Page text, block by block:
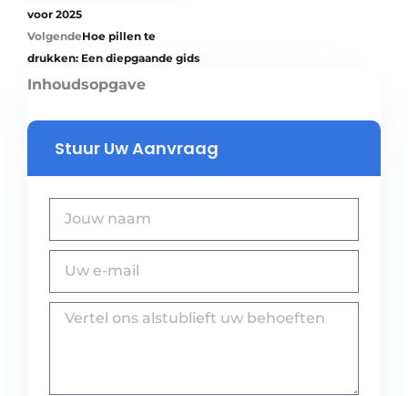
voor 2025
VolgendeHoe pillen te
drukken: Een diepgaande gids
Inhoudsopgave
Stuur Uw Aanvraag